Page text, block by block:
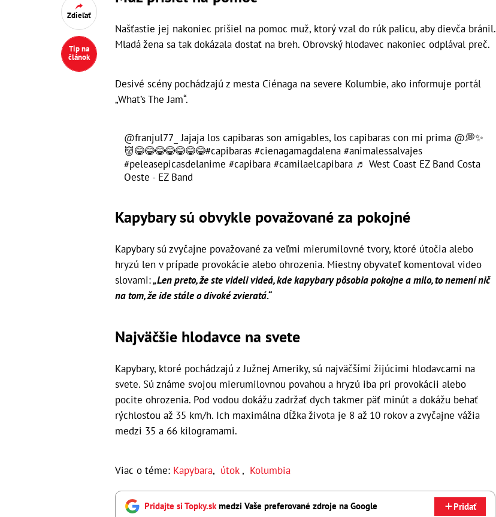
Zdieľať
Tip na
článok
Našťastie jej nakoniec prišiel na pomoc muž, ktorý vzal do rúk palicu, aby dievča bránil.
Mladá žena sa tak dokázala dostať na breh. Obrovský hlodavec nakoniec odplával preč.
Desivé scény pochádzajú z mesta Ciénaga na severe Kolumbie, ako informuje portál
„What’s The Jam“.
@franjul77_ Jajaja los capibaras son amigables, los capibaras con mi prima @💭✨️
👹😂😂😂😂😂😂😂#capibaras #cienagamagdalena #animalessalvajes
#peleasepicasdelanime #capibara #camilaelcapibara ♬ West Coast EZ Band Costa
Oeste - EZ Band
Kapybary sú obvykle považované za pokojné
Kapybary sú zvyčajne považované za veľmi mierumilovné tvory, ktoré útočia alebo
hryzú len v prípade provokácie alebo ohrozenia. Miestny obyvateľ komentoval video
slovami:„Len preto, že ste videli videá, kde kapybary pôsobia pokojne a milo, to nemení nič
na tom, že ide stále o divoké zvieratá.“
Najväčšie hlodavce na svete
Kapybary, ktoré pochádzajú z Južnej Ameriky, sú najväčšími žijúcimi hlodavcami na
svete. Sú známe svojou mierumilovnou povahou a hryzú iba pri provokácii alebo
pocite ohrozenia. Pod vodou dokážu zadržať dych takmer päť minút a dokážu behať
rýchlosťou až 35 km/h. Ich maximálna dĺžka života je 8 až 10 rokov a zvyčajne vážia
medzi 35 a 66 kilogramami.
Viac o téme: Kapybara, útok , Kolumbia
Pridajte si Topky.skmedzi Vaše preferované zdroje na Google Pridať